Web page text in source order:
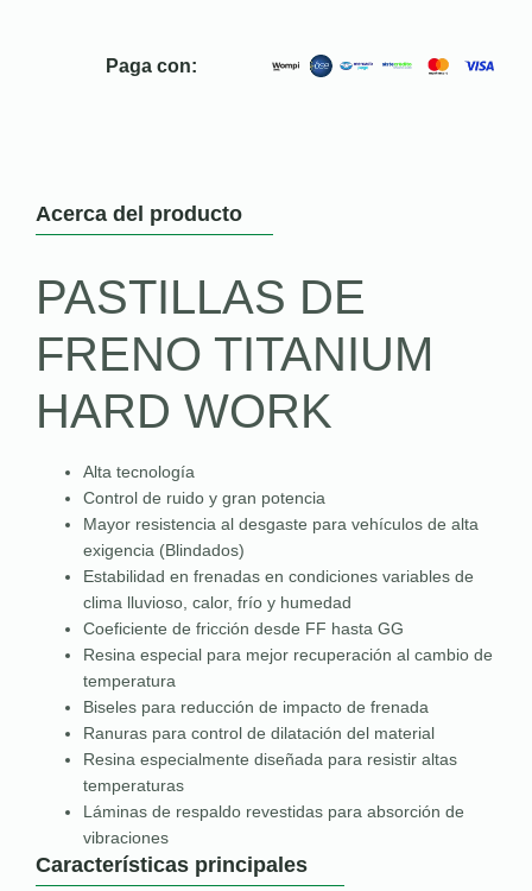
Paga con:
Acerca del producto
PASTILLAS DE
FRENO TITANIUM
HARD WORK
Alta tecnología
Control de ruido y gran potencia
Mayor resistencia al desgaste para vehículos de alta
exigencia (Blindados)
Estabilidad en frenadas en condiciones variables de
clima lluvioso, calor, frío y humedad
Coeficiente de fricción desde FF hasta GG
Resina especial para mejor recuperación al cambio de
temperatura
Biseles para reducción de impacto de frenada
Ranuras para control de dilatación del material
Resina especialmente diseñada para resistir altas
temperaturas
Láminas de respaldo revestidas para absorción de
vibraciones
Características principales